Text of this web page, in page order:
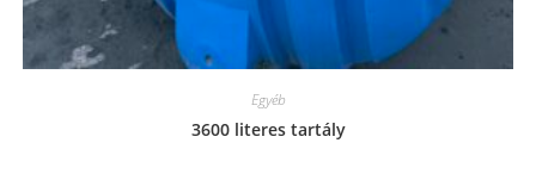
Egyéb
3600 literes tartály